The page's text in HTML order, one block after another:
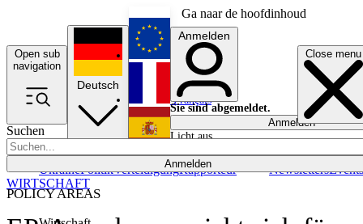
Ga naar de hoofdinhoud
Open sub
navigation
Close menu
Suchen
Anmelden
POLICY AREAS
UkrainePolitikVerteidigungRapporteur NewslettersEvents
Deutsch
English
Français
Anmelden
Sie sind abgemeldet.
Anmelden
Licht aus
WIRTSCHAFT